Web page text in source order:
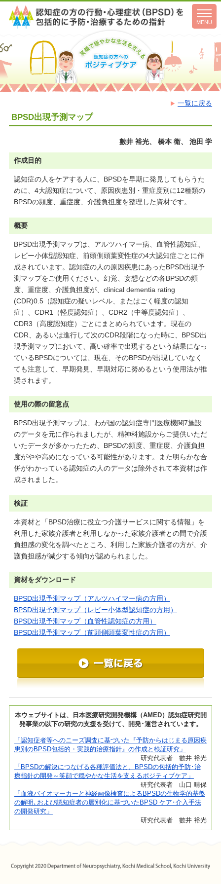
toggle
MENU
一覧に戻る
BPSD出現予測マップ
數井 裕光、 橋本 衛、 池田 学
作成目的
認知症の人をケアする人に、BPSDを早期に発見してもらうた
めに、4大認知症について、原因疾患別・重症度別に12種類の
BPSDの頻度、重症度、介護負担度を整理した資材です。
概要
BPSD出現予測マップは、アルツハイマー病、血管性認知症、
レビー小体型認知症、前頭側頭葉変性症の4大認知症ごとに作
成されています。認知症の人の原因疾患にあったBPSD出現予
測マップをご使用ください。幻覚、妄想などの各BPSDの頻
度、重症度、介護負担度が、clinical dementia rating
(CDR)0.5（認知症の疑いレベル、またはごく軽度の認知
症）、CDR1（軽度認知症）、CDR2（中等度認知症）、
CDR3（高度認知症）ごとにまとめられています。現在の
CDR、あるいは進行して次のCDR段階になった時に、BPSD出
現予測マップにおいて、高い確率で出現するという結果になっ
ているBPSDについては、現在、そのBPSDが出現していなく
ても注意して、早期発見、早期対応に努めるという使用法が推
奨されます。
使用の際の留意点
BPSD出現予測マップは、わが国の認知症専門医療機関7施設
のデータを元に作られましたが、精神科施設からご提供いただ
いたデータが多かったため、BPSDの頻度、重症度、介護負担
度がやや高めになっている可能性があります。また明らかな合
併がわかっている認知症の人のデータは除外されて本資材は作
成されました。
検証
本資材と「BPSD治療に役立つ介護サービスに関する情報」を
利用した家族介護者と利用しなかった家族介護者との間で介護
負担感の変化を調べたところ、利用した家族介護者の方が、介
護負担感が減少する傾向が認められました。
資材をダウンロード
BPSD出現予測マップ（アルツハイマー病の方用）
BPSD出現予測マップ（レビー小体型認知症の方用）
BPSD出現予測マップ（血管性認知症の方用）
BPSD出現予測マップ（前頭側頭葉変性症の方用）
本ウェブサイトは、日本医療研究開発機構（AMED）認知症研究開
発事業の以下の研究の支援を受けて、開発･運営されています。
「認知症者等へのニーズ調査に基づいた『予防からはじまる原因疾
患別のBPSD包括的・実践的治療指針』の作成と検証研究」
研究代表者 數井 裕光
「BPSDの解決につなげる各種評価法と、BPSDの包括的予防･治
療指針の開発～笑顔で穏やかな生活を支えるポジティブケア」
研究代表者 山口 晴保
「血液バイオマーカーと神経画像検査によるBPSDの生物学的基盤
の解明､および認知症者の層別化に基づいたBPSD ケア･介入手法
の開発研究」
研究代表者 數井 裕光